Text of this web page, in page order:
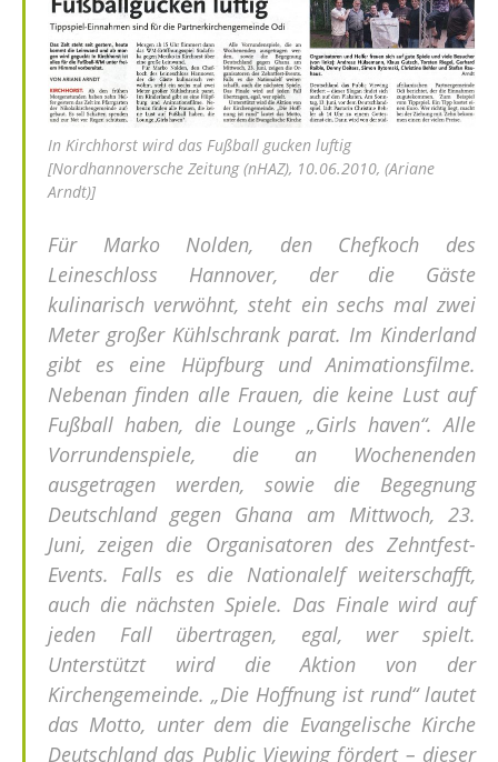
In Kirchhorst wird das Fußball gucken luftig
[Nordhannoversche Zeitung (nHAZ), 10.06.2010, (Ariane
Arndt)]
Für Marko Nolden, den Chefkoch des
Leineschloss Hannover, der die Gäste
kulinarisch verwöhnt, steht ein sechs mal zwei
Meter großer Kühlschrank parat. Im Kinderland
gibt es eine Hüpfburg und Animationsfilme.
Nebenan finden alle Frauen, die keine Lust auf
Fußball haben, die Lounge „Girls haven“. Alle
Vorrundenspiele, die an Wochenenden
ausgetragen werden, sowie die Begegnung
Deutschland gegen Ghana am Mittwoch, 23.
Juni, zeigen die Organisatoren des Zehntfest-
Events. Falls es die Nationalelf weiterschafft,
auch die nächsten Spiele. Das Finale wird auf
jeden Fall übertragen, egal, wer spielt.
Unterstützt wird die Aktion von der
Kirchengemeinde. „Die Hoffnung ist rund“ lautet
das Motto, unter dem die Evangelische Kirche
Deutschland das Public Viewing fördert – dieser